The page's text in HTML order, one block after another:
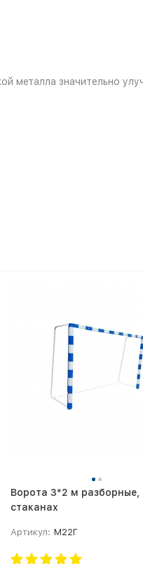
металла значительно
Ворота 3*2 м разборные,
стаканах
Артикул: М22Г